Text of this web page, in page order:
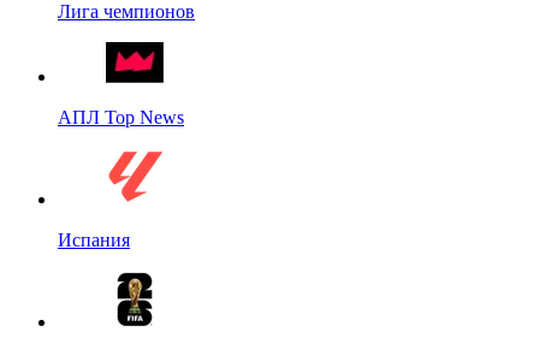
Лига чемпионов
АПЛ Top News
Испания